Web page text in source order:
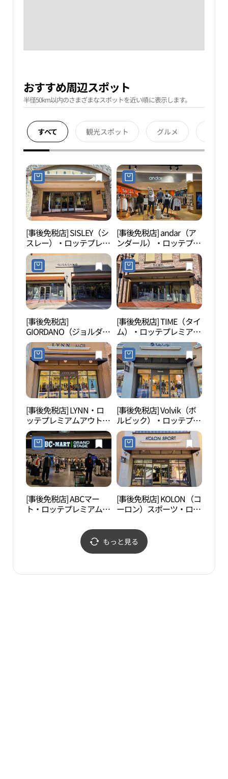
おすすめ周辺スポット
半径50km以内のさまざまなスポットを近い順に表示します。
すべて 観光スポット グルメ
[事後免税店] SISLEY（シ
スレー）・ロッテプレミ
アムアウトレットキフン
（器興）店(시슬리 롯데
프리미엄아울렛 기흥점)
[事後免税店] andar（ア
ンダール）・ロッテプレ
ミアムアウトレットキフ
ン（器興）店(안다르 롯
데프리미엄아울렛 기흥
점)
[事後免税店]
GIORDANO（ジョルダー
ノ）・ロッテプレミアム
アウトレットキフン（器
興）店(지오다노 롯데프
리미엄아울렛 기흥점)
[事後免税店] TIME（タイ
ム）・ロッテプレミアム
アウトレットキフン（器
興）店(타임옴므 롯데프
리미엄아울렛 기흥점)
[事後免税店] LYNN・ロ
ッテプレミアムアウトレ
ットキフン（器興）店
(린 롯데프리미엄아울렛
기흥점)
[事後免税店] Volvik（ボ
ルビック）・ロッテプレ
ミアムアウトレットキフ
ン（器興）店(볼빅 롯데
프리미엄아울렛 기흥점)
[事後免税店] ABCマー
ト・ロッテプレミアムア
興）店(ABC마트 GS 롯데
프리미엄아울렛 기흥점)
[事後免税店] KOLON（コ
ーロン）スポーツ・ロッ
トキフン（器興）店(코
오롱스포츠 롯데프리미
엄아울렛 기흥점)
もっと見る